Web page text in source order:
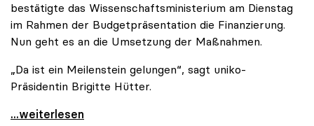
bestätigte das Wissenschaftsministerium am Dienstag
im Rahmen der Budgetpräsentation die Finanzierung.
Nun geht es an die Umsetzung der Maßnahmen.
„Da ist ein Meilenstein gelungen“, sagt uniko-
Präsidentin Brigitte Hütter.
Universitäten wappnen sich gegen zunehmende Gefahr
...weiterlesen